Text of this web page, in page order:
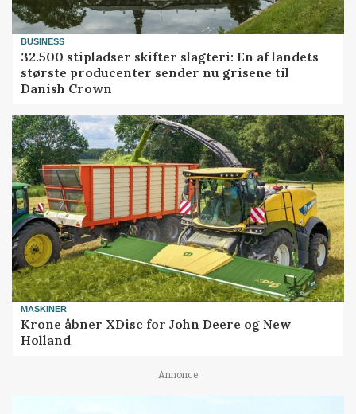
BUSINESS
32.500 stipladser skifter slagteri: En af landets
største producenter sender nu grisene til
Danish Crown
MASKINER
Krone åbner XDisc for John Deere og New
Holland
Annonce